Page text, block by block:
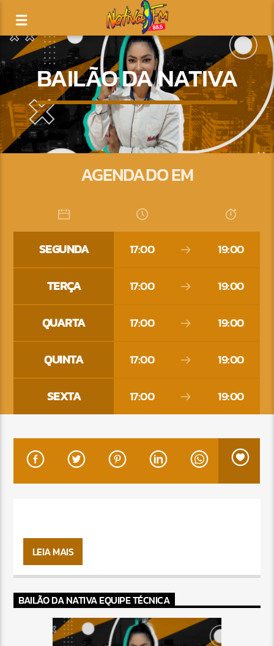
BAILÃO DA NATIVA
AGENDADO EM
SEGUNDA 17:00 19:00
TERÇA 17:00 19:00
QUARTA 17:00 19:00
QUINTA 17:00 19:00
SEXTA 17:00 19:00
LEIA MAIS
BAILÃO DA NATIVA EQUIPE TÉCNICA